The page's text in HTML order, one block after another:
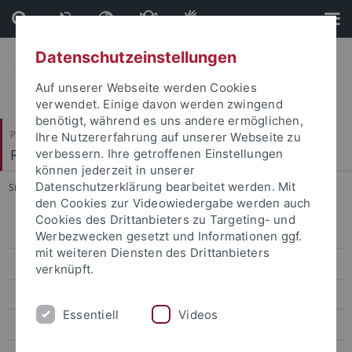
Direkt
zum
Inhalt
Direkt
zur
Fußleiste
Philosophische Fakultät
Romanisches Seminar
Sie sind hier: Startseite ... Lehre
Akademischer Werdegang
Lehre
Publikationen, Tagungen, Vorträge
Datenschutzeinstellungen
Auf unserer Webseite werden Cookies
verwendet. Einige davon werden zwingend
benötigt, während es uns andere ermöglichen,
Ihre Nutzererfahrung auf unserer Webseite zu
verbessern. Ihre getroffenen Einstellungen
können jederzeit in unserer
Datenschutzerklärung bearbeitet werden. Mit
den Cookies zur Videowiedergabe werden auch
Cookies des Drittanbieters zu Targeting- und
Werbezwecken gesetzt und Informationen ggf.
mit weiteren Diensten des Drittanbieters
verknüpft.
Essentiell Videos